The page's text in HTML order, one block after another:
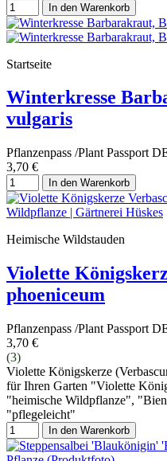
In den Warenkorb
Startseite
Winterkresse
vulgaris
Pflanzenpass /Plant Passport
3,70 €
In den Warenkorb
Heimische Wildstauden
Violette
phoeniceum
Pflanzenpass /Plant Passport
3,70 €
(3)
Violette Königskerze
für Ihren Garten "Violette
"heimische Wildpflanze",
"pflegeleicht"
In den Warenkorb